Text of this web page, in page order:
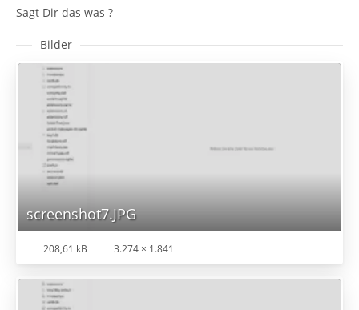
Sagt Dir das was ?
Bilder
screenshot7.JPG
208,61 kB 3.274 × 1.841